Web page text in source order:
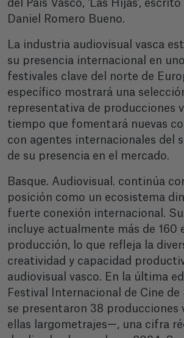
del País Vasco, 'Las Hijas',
Daniel Romero Bueno.
La industria audiovisual vasca
su presencia internacional en
festivales clave del norte de
específico mostrará una
representativa de producciones
tiempo que fomentará nuevas
con agentes internacionales del
de su presencia en el mercado.
Basque. Audiovisual. continúa
posición como un ecosistema
fuerte conexión internacional.
incluye actualmente más de 160
producción, lo que refleja la
creatividad y capacidad
audiovisual vasco. En la última
Festival Internacional de Cine de
se presentaron 38 producciones
ellas largometrajes—, una cifra